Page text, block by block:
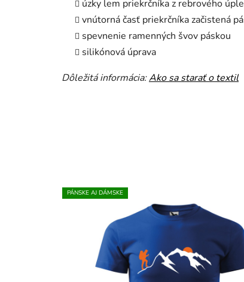
úzky lem priekrčníka z rebrového
vnútorná časť priekrčníka začistená
spevnenie ramenných švov páskou
silikónová úprava
Dôležitá informácia:Ako sa starať o textil
PÁNSKE AJ DÁMSKE